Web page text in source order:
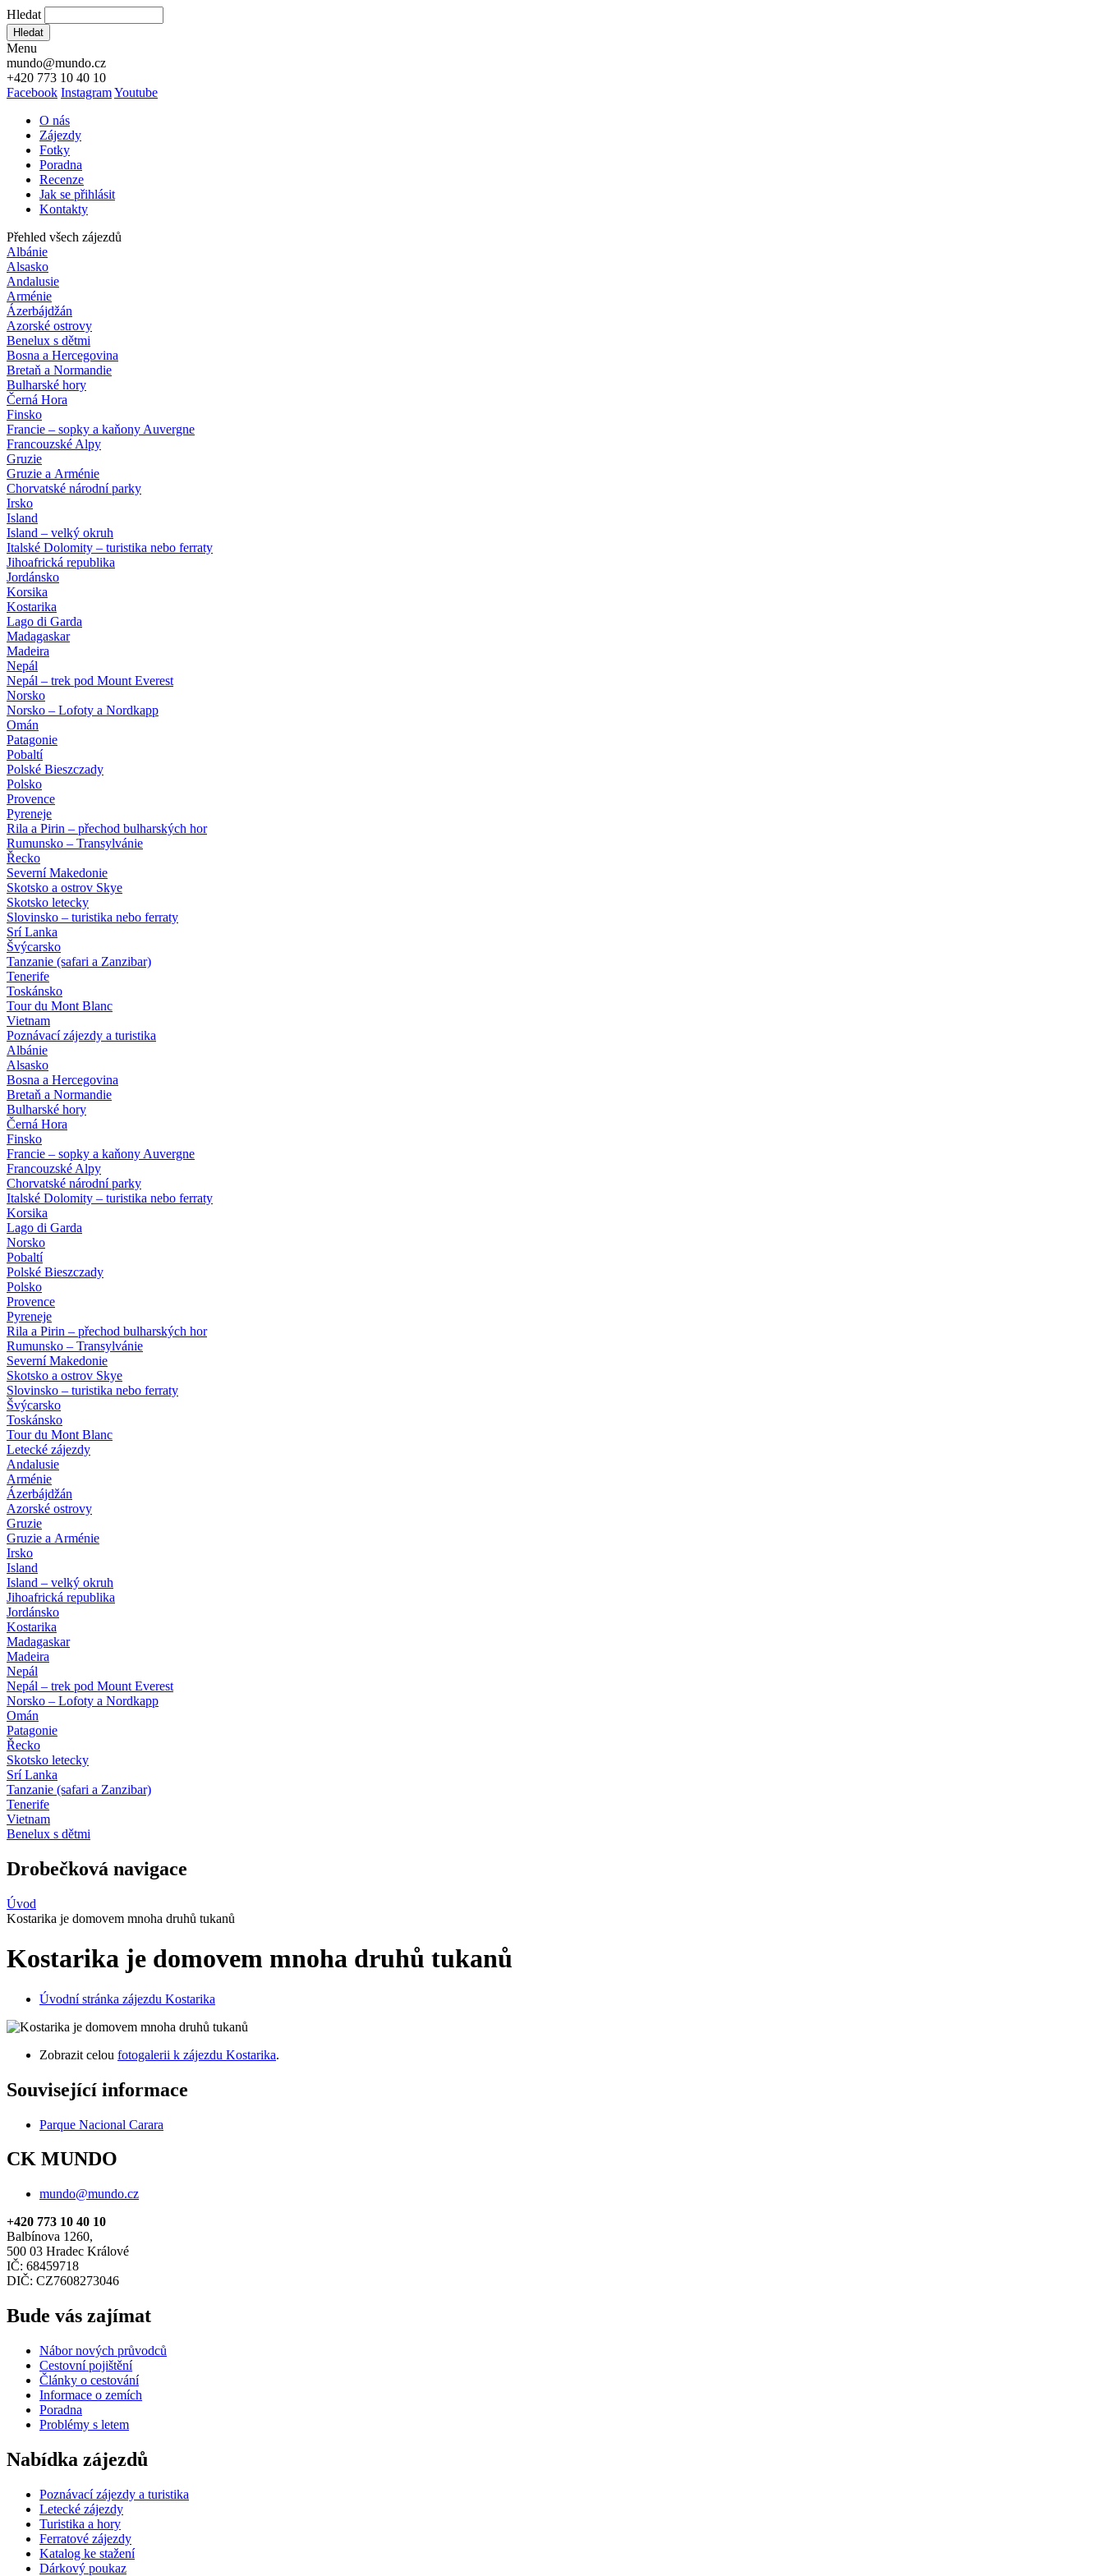
Hledat
Hledat
Menu
mundo@mundo.cz
+420 773 10 40 10
Facebook InstagramYoutube
O nás
Zájezdy
Fotky
Poradna
Recenze
Jak se přihlásit
Kontakty
Přehled všech zájezdů
Albánie
Alsasko
Andalusie
Arménie
Ázerbájdžán
Azorské ostrovy
Benelux s dětmi
Bosna a Hercegovina
Bretaň a Normandie
Bulharské hory
Černá Hora
Finsko
Francie – sopky a kaňony Auvergne
Francouzské Alpy
Gruzie
Gruzie a Arménie
Chorvatské národní parky
Irsko
Island
Island – velký okruh
Italské Dolomity – turistika nebo ferraty
Jihoafrická republika
Jordánsko
Korsika
Kostarika
Lago di Garda
Madagaskar
Madeira
Nepál
Nepál – trek pod Mount Everest
Norsko
Norsko – Lofoty a Nordkapp
Omán
Patagonie
Pobaltí
Polské Bieszczady
Polsko
Provence
Pyreneje
Rila a Pirin – přechod bulharských hor
Rumunsko – Transylvánie
Řecko
Severní Makedonie
Skotsko a ostrov Skye
Skotsko letecky
Slovinsko – turistika nebo ferraty
Srí Lanka
Švýcarsko
Tanzanie (safari a Zanzibar)
Tenerife
Toskánsko
Tour du Mont Blanc
Vietnam
Poznávací zájezdy a turistika
Albánie
Alsasko
Bosna a Hercegovina
Bretaň a Normandie
Bulharské hory
Černá Hora
Finsko
Francie – sopky a kaňony Auvergne
Francouzské Alpy
Chorvatské národní parky
Italské Dolomity – turistika nebo ferraty
Korsika
Lago di Garda
Norsko
Pobaltí
Polské Bieszczady
Polsko
Provence
Pyreneje
Rila a Pirin – přechod bulharských hor
Rumunsko – Transylvánie
Severní Makedonie
Skotsko a ostrov Skye
Slovinsko – turistika nebo ferraty
Švýcarsko
Toskánsko
Tour du Mont Blanc
Letecké zájezdy
Andalusie
Arménie
Ázerbájdžán
Azorské ostrovy
Gruzie
Gruzie a Arménie
Irsko
Island
Island – velký okruh
Jihoafrická republika
Jordánsko
Kostarika
Madagaskar
Madeira
Nepál
Nepál – trek pod Mount Everest
Norsko – Lofoty a Nordkapp
Omán
Patagonie
Řecko
Skotsko letecky
Srí Lanka
Tanzanie (safari a Zanzibar)
Tenerife
Vietnam
Benelux s dětmi
Drobečková navigace
Úvod
Kostarika je domovem mnoha druhů tukanů
Kostarika je domovem mnoha druhů tukanů
Úvodní stránka zájezdu Kostarika
Zobrazit celou fotogalerii k zájezdu Kostarika.
Související informace
Parque Nacional Carara
CK MUNDO
mundo@mundo.cz
+420 773 10 40 10
Balbínova 1260,
500 03 Hradec Králové
IČ: 68459718
DIČ: CZ7608273046
Bude vás zajímat
Nábor nových průvodců
Cestovní pojištění
Články o cestování
Informace o zemích
Poradna
Problémy s letem
Nabídka zájezdů
Poznávací zájezdy a turistika
Letecké zájezdy
Turistika a hory
Ferratové zájezdy
Katalog ke stažení
Dárkový poukaz